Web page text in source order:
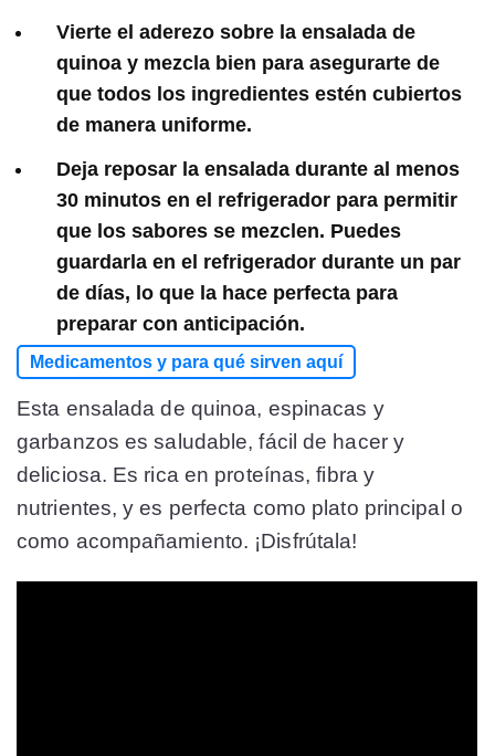
Vierte el aderezo sobre la ensalada de
quinoa y mezcla bien para asegurarte de
que todos los ingredientes estén cubiertos
de manera uniforme.
Deja reposar la ensalada durante al menos
30 minutos en el refrigerador para permitir
que los sabores se mezclen. Puedes
guardarla en el refrigerador durante un par
de días, lo que la hace perfecta para
preparar con anticipación.
Medicamentos y para qué sirven aquí
Esta ensalada de quinoa, espinacas y
garbanzos es saludable, fácil de hacer y
deliciosa. Es rica en proteínas, fibra y
nutrientes, y es perfecta como plato principal o
como acompañamiento. ¡Disfrútala!